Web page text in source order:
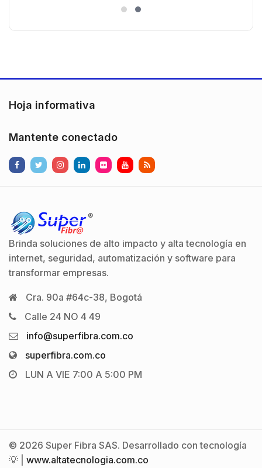
)130° de Visión (Gran Angular)
Hoja informativa
Mantente conectado
Brinda soluciones de alto impacto y alta tecnología en
internet, seguridad, automatización y software para
transformar empresas.
Cra. 90a #64c-38, Bogotá
Calle 24 NO 4 49
info@superfibra.com.co
superfibra.com.co
LUN A VIE 7:00 A 5:00 PM
© 2026 Super Fibra SAS. Desarrollado con tecnología
💡 | www.altatecnologia.com.co